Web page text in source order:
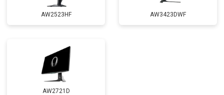
AW2523HF AW3423DWF
AW2721D